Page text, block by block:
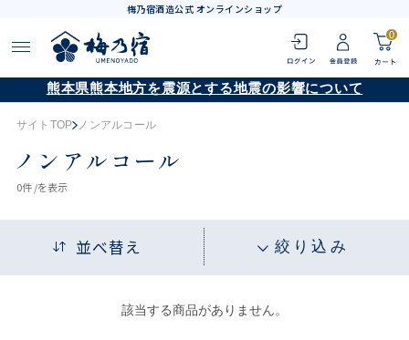
梅乃宿酒造公式 オンラインショップ
0
熊本県熊本地方を震源とする地震の影響について
サイトTOP ノンアルコール
ノンアルコール
0件 /を表示
並べ替え 絞り込み
該当する商品がありません。